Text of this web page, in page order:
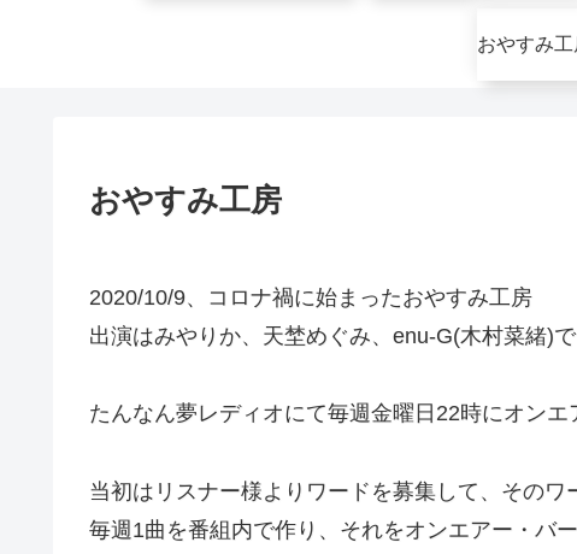
おやすみ工房
2020/10/9、コロナ禍に始まったおやすみ工房
出演はみやりか、天埜めぐみ、enu-G(木村菜緒)
たんなん夢レディオにて毎週金曜日22時にオンエ
当初はリスナー様よりワードを募集して、そのワ
毎週1曲を番組内で作り、それをオンエアー・バ